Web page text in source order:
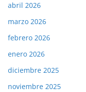
abril 2026
marzo 2026
febrero 2026
enero 2026
diciembre 2025
noviembre 2025